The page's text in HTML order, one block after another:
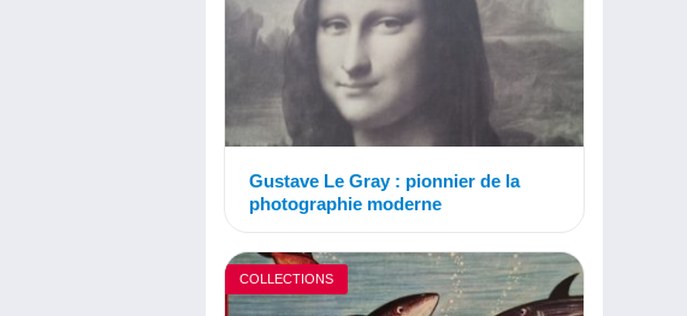
Gustave Le Gray : pionnier de la
photographie moderne
COLLECTIONS